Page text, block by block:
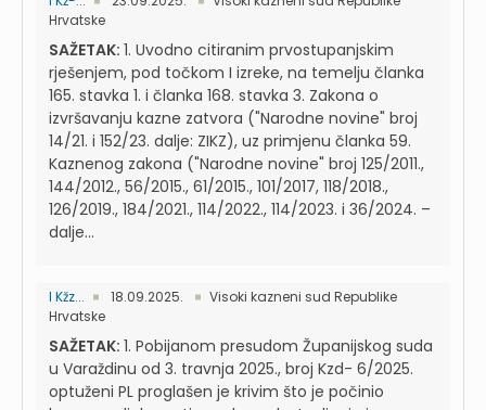
Hrvatske
SAŽETAK: 1. Uvodno citiranim prvostupanjskim
rješenjem, pod točkom I izreke, na temelju članka
165. stavka 1. i članka 168. stavka 3. Zakona o
izvršavanju kazne zatvora ("Narodne novine" broj
14/21. i 152/23. dalje: ZIKZ), uz primjenu članka 59.
Kaznenog zakona ("Narodne novine" broj 125/2011.,
144/2012., 56/2015., 61/2015., 101/2017, 118/2018.,
126/2019., 184/2021., 114/2022., 114/2023. i 36/2024. –
dalje...
I Kžz... 18.09.2025.
Visoki kazneni sud Republike
Hrvatske
SAŽETAK: 1. Pobijanom presudom Županijskog suda
u Varaždinu od 3. travnja 2025., broj Kzd- 6/2025.
optuženi PL proglašen je krivim što je počinio